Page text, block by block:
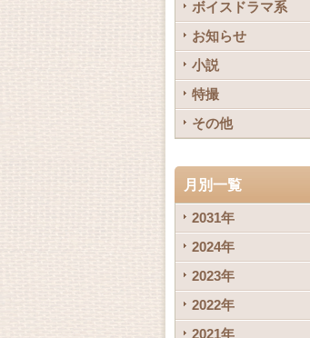
ボイスドラマ系
お知らせ
小説
特撮
その他
月別一覧
2031年
2024年
2023年
2022年
2021年